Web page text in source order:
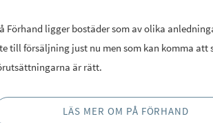
Förhand ligger bostäder som av olika
till försäljning just nu men som kan komma att
är rätt.
LÄS MER OM PÅ FÖRHAND